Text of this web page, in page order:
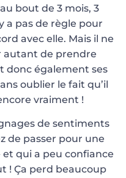
bout de 3 mois, 3
a pas de règle pour
avec elle. Mais il ne
autant de prendre
donc également ses
oublier le fait qu’il
vraiment !
de sentiments
de passer pour une
et qui a peu confiance
! Ça perd beaucoup